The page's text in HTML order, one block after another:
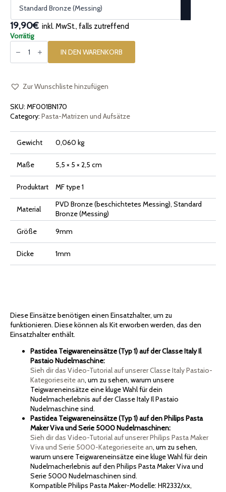
19,90€ inkl. MwSt., falls zutreffend
Vorrätig
Pasta-
Einsatz
1]
Menge
IN DEN WARENKORB
Zur Wunschliste hinzufügen
SKU: MF001BN170
Category: Pasta-Matrizen und Aufsätze
Gewicht 0,060 kg
Maße 5,5 × 5 × 2,5 cm
Produktart MF type 1
Material
PVD Bronze (beschichtetes Messing), Standard
Bronze (Messing)
Größe
9mm
Dicke 1mm
Diese Einsätze benötigen einen Einsatzhalter, um zu
funktionieren. Diese können als Kit erworben werden, das den
Einsatzhalter enthält.
Pastidea Teigwareneinsätze (Typ 1) auf der Classe Italy Il
Pastaio Nudelmaschine:
Sieh dir das Video-Tutorial auf unserer Classe Italy Pastaio-
Kategorieseite an, um zu sehen, warum unsere
Teigwareneinsätze eine kluge Wahl für dein
Nudelmacherlebnis auf der Classe Italy Il Pastaio
Nudelmaschine sind.
Pastidea Teigwareneinsätze (Typ 1) auf den Philips Pasta
Maker Viva und Serie 5000 Nudelmaschinen:
Sieh dir das Video-Tutorial auf unserer Philips Pasta Maker
Viva und Serie 5000-Kategorieseite an, um zu sehen,
warum unsere Teigwareneinsätze eine kluge Wahl für dein
Nudelmacherlebnis auf den Philips Pasta Maker Viva und
Serie 5000 Nudelmaschinen sind.
Kompatible Philips Pasta Maker-Modelle: HR2332/xx,